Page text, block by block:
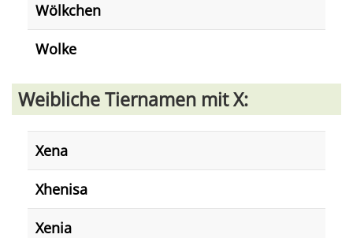
Wölkchen
Wolke
Weibliche Tiernamen mit X:
Xena
Xhenisa
Xenia